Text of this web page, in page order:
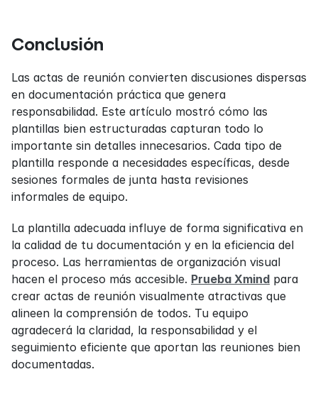
Conclusión
Las actas de reunión convierten discusiones dispersas
en documentación práctica que genera
responsabilidad. Este artículo mostró cómo las
plantillas bien estructuradas capturan todo lo
importante sin detalles innecesarios. Cada tipo de
plantilla responde a necesidades específicas, desde
sesiones formales de junta hasta revisiones
informales de equipo.
La plantilla adecuada influye de forma significativa en
la calidad de tu documentación y en la eficiencia del
proceso. Las herramientas de organización visual
hacen el proceso más accesible. Prueba Xmind para
crear actas de reunión visualmente atractivas que
alineen la comprensión de todos. Tu equipo
agradecerá la claridad, la responsabilidad y el
seguimiento eficiente que aportan las reuniones bien
documentadas.